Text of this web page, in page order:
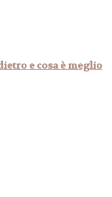
e cosa è meglio